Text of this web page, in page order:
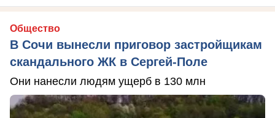
Общество
В Сочи вынесли приговор застройщикам
скандального ЖК в Сергей-Поле
Они нанесли людям ущерб в 130 млн